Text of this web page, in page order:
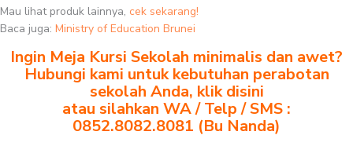
Mau lihat produk lainnya, cek sekarang!
Baca juga: Ministry of Education Brunei
Ingin Meja Kursi Sekolah minimalis dan awet?
Hubungi kami untuk kebutuhan perabotan
sekolah Anda, klik disini
atau silahkan WA / Telp / SMS :
0852.8082.8081 (Bu Nanda)